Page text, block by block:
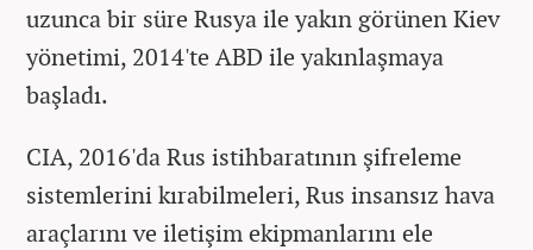
uzunca bir süre Rusya ile yakın görünen Kiev
yönetimi, 2014'te ABD ile yakınlaşmaya
başladı.
CIA, 2016'da Rus istihbaratının şifreleme
sistemlerini kırabilmeleri, Rus insansız hava
araçlarını ve iletişim ekipmanlarını ele